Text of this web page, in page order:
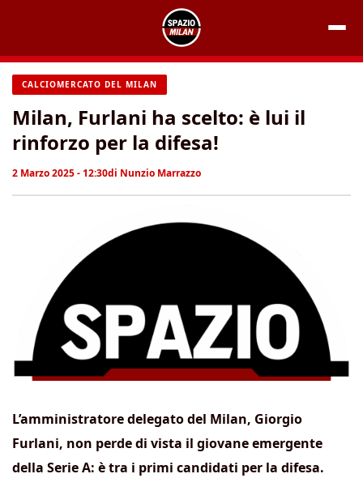
contenuto
CALCIOMERCATO DEL MILAN
Milan, Furlani ha scelto: è lui il
rinforzo per la difesa!
2 Marzo 2025 - 12:30di Nunzio Marrazzo
L’amministratore delegato del Milan, Giorgio
Furlani, non perde di vista il giovane emergente
della Serie A: è tra i primi candidati per la difesa.